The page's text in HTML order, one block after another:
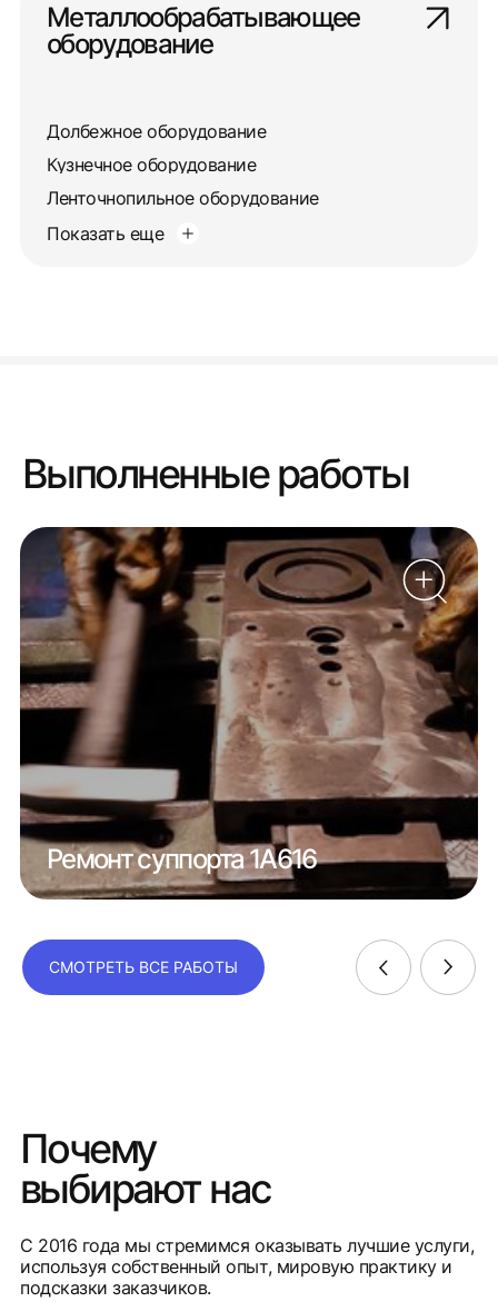
Металлообрабатывающее
оборудование
Долбежное оборудование
Кузнечное оборудование
Ленточнопильное оборудование
Показать еще
Выполненные работы
Ремонт суппорта 1А616
СМОТРЕТЬ ВСЕ РАБОТЫ
Почему
выбирают нас
С 2016 года мы стремимся оказывать лучшие услуги,
используя собственный опыт, мировую практику и
подсказки заказчиков.